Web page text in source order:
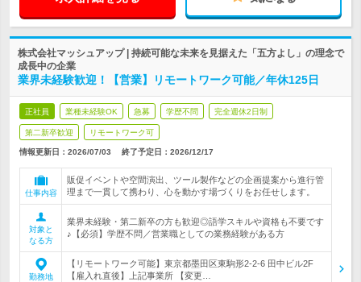
株式会社マッシュアップ | 持続可能な未来を見据えた「五方よし」の理念で
成長中の企業
業界未経験歓迎！【営業】リモートワーク可能／年休125日
正社員 業種未経験OK 急募 学歴不問 完全週休2日制
第二新卒歓迎 リモートワーク可
情報更新日：2026/07/03 終了予定日： 2026/12/17
仕事内容
販促イベントや空間演出、ツール製作などの企画提案から進行管
理まで一貫して携わり、心を動かす場づくりをお任せします。
対象と
なる方
業界未経験・第二新卒の方も歓迎◎語学スキルや資格も不要です
♪【必須】学歴不問／営業職としての業務経験がある方
勤務地
【リモートワーク可能】東京都墨田区東駒形2-2-6 田中ビル2F
【雇入れ直後】上記事業所 【変更…